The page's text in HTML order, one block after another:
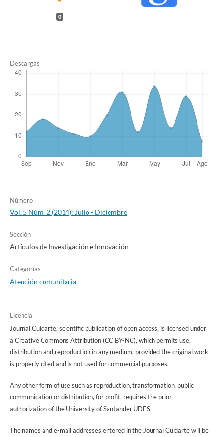
0
Descargas
Número
Vol. 5 Núm. 2 (2014): Julio - Diciembre
Sección
Artículos de Investigación e Innovación
Categorías
Atención comunitaria
Licencia
Journal Cuidarte, scientific publication of open access, is licensed under
a Creative Commons Attribution (CC BY-NC), which permits use,
distribution and reproduction in any medium, provided the original work
is properly cited and is not used for commercial purposes.
Any other form of use such as reproduction, transformation, public
communication or distribution, for profit, requires the prior
authorization of the University of Santander UDES.
The names and e-mail addresses entered in the Journal Cuidarte will be